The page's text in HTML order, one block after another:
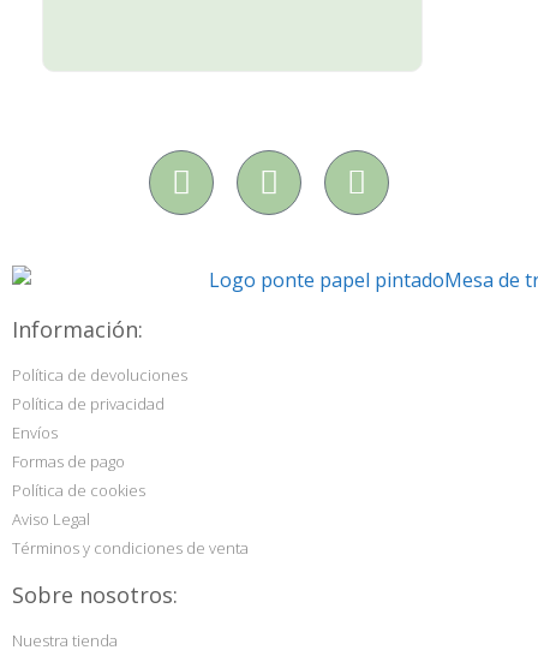
Información:
Política de devoluciones
Política de privacidad
Envíos
Formas de pago
Política de cookies
Aviso Legal
Términos y condiciones de venta
Sobre nosotros:
Nuestra tienda